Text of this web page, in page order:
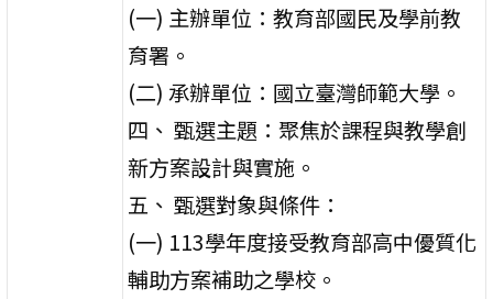
(一) 主辦單位：教育部國民及學前教
育署。
(二) 承辦單位：國立臺灣師範大學。
四、 甄選主題：聚焦於課程與教學創
新方案設計與實施。
五、 甄選對象與條件：
(一) 113學年度接受教育部高中優質化
輔助方案補助之學校。